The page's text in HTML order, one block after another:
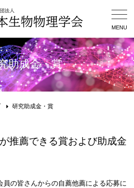
MENU
助成金・賞
研究助成金・賞
推薦できる賞および助成金
員の皆さんからの自薦他薦による応募に